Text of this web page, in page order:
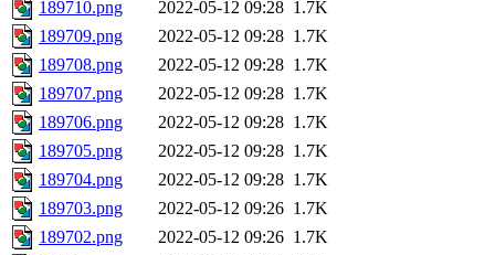
189710.png
2022-05-12 09:28 1.7K
189709.png
2022-05-12 09:28 1.7K
189708.png
2022-05-12 09:28 1.7K
189707.png
2022-05-12 09:28 1.7K
189706.png
2022-05-12 09:28 1.7K
189705.png
2022-05-12 09:28 1.7K
189704.png
2022-05-12 09:28 1.7K
189703.png
2022-05-12 09:26 1.7K
189702.png
2022-05-12 09:26 1.7K